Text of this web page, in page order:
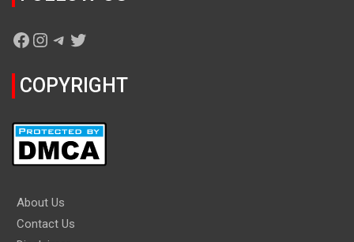
Facebook
Instagram
Telegram
Twitter
COPYRIGHT
About Us
Contact Us